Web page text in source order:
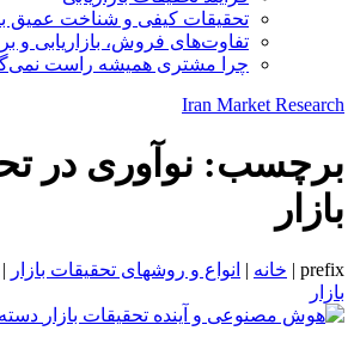
تحقیقات کیفی و شناخت عمیق
تفاوت‌های فروش، بازاریابی و
چرا مشتری همیشه راست
Iran Market Research
برچسب: نوآوری در
بازار
prefix
| خانه | انواع و روشهای تحقیقات بازار |
بازار